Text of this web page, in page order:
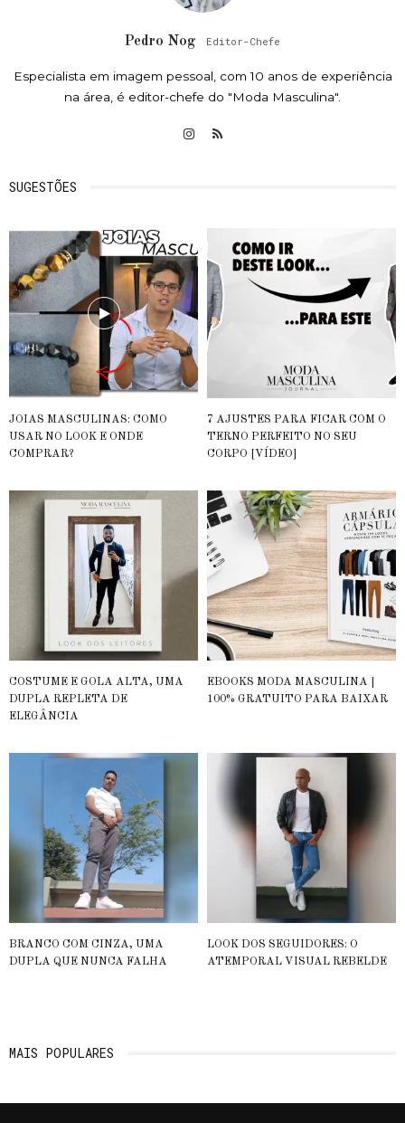
Pedro Nog Editor-Chefe
Especialista em imagem pessoal, com 10 anos de experiência
na área, é editor-chefe do "Moda Masculina".
SUGESTÕES
JOIAS MASCULINAS: COMO
USAR NO LOOK E ONDE
COMPRAR?
7 AJUSTES PARA FICAR COM O
TERNO PERFEITO NO SEU
CORPO [VÍDEO]
COSTUME E GOLA ALTA, UMA
DUPLA REPLETA DE
ELEGÂNCIA
EBOOKS MODA MASCULINA |
100% GRATUITO PARA BAIXAR
BRANCO COM CINZA, UMA
DUPLA QUE NUNCA FALHA
LOOK DOS SEGUIDORES: O
ATEMPORAL VISUAL REBELDE
MAIS POPULARES